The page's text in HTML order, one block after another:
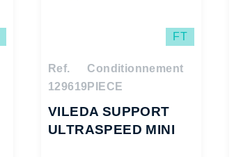
FT
Ref.
129619
Conditionnement
PIECE
VILEDA SUPPORT
ULTRASPEED MINI